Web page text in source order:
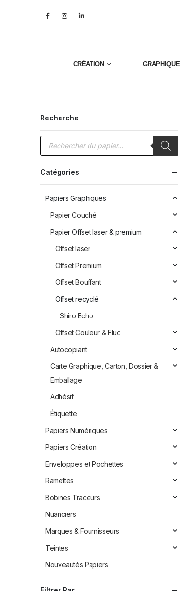
CRÉATION GRAPHIQUE
Recherche
Recherche
produits
Catégories
Papiers Graphiques
Papier Couché
Papier Offset laser & premium
Offset laser
Offset Premium
Offset Bouffant
Offset recyclé
Shiro Echo
Offset Couleur & Fluo
Autocopiant
Carte Graphique, Carton, Dossier &
Emballage
Adhésif
Étiquette
Papiers Numériques
Papiers Création
Enveloppes et Pochettes
Ramettes
Bobines Traceurs
Nuanciers
Marques & Fournisseurs
Teintes
Nouveautés Papiers